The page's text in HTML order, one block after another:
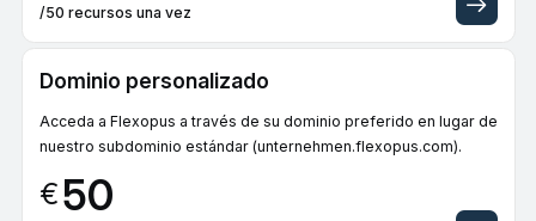
/50 recursos una vez
Dominio personalizado
Acceda a Flexopus a través de su dominio preferido en lugar de
nuestro subdominio estándar (unternehmen.flexopus.com).
€50